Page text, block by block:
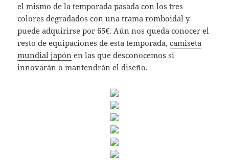
el mismo de la temporada pasada con los tres
colores degradados con una trama romboidal y
puede adquirirse por 65€. Aún nos queda conocer el
resto de equipaciones de esta temporada,camiseta
mundial japón en las que desconocemos si
innovarán o mantendrán el diseño.